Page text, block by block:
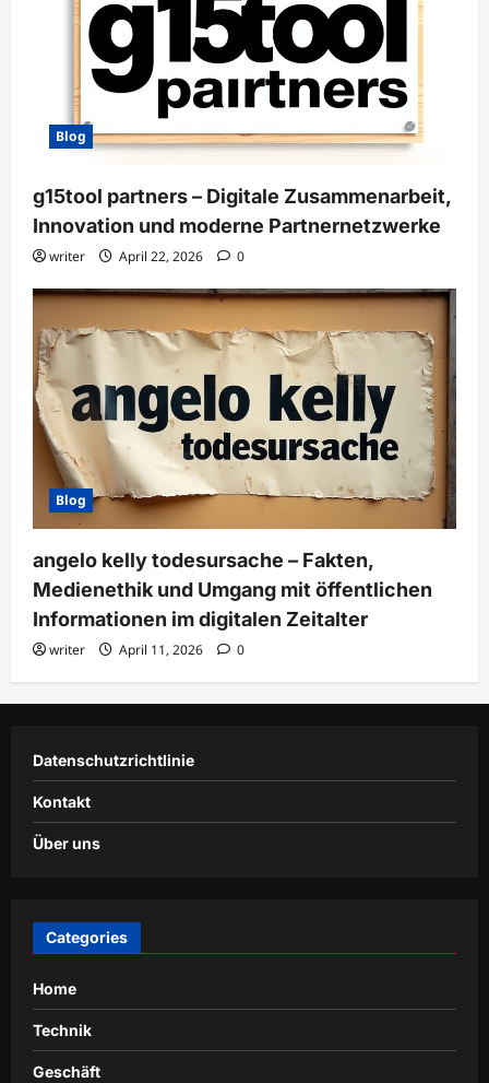
Blog
g15tool partners – Digitale Zusammenarbeit,
Innovation und moderne Partnernetzwerke
writer April 22, 2026 0
Blog
angelo kelly todesursache – Fakten,
Medienethik und Umgang mit öffentlichen
Informationen im digitalen Zeitalter
writer April 11, 2026 0
Datenschutzrichtlinie
Kontakt
Über uns
Categories
Home
Technik
Geschäft